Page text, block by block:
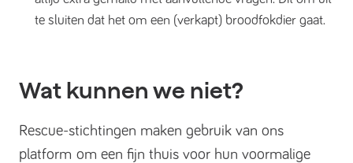
te sluiten dat het om een (verkapt) broodfokdier gaat.
Wat kunnen we niet?
Rescue-stichtingen maken gebruik van ons
platform om een fijn thuis voor hun voormalige